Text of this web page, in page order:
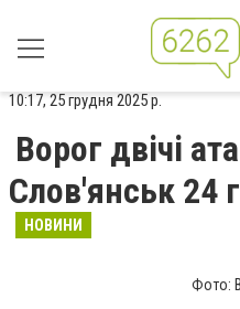
10:17, 25 грудня 2025 р.
Ворог двічі
Слов'янськ 24
НОВИНИ
Фото: